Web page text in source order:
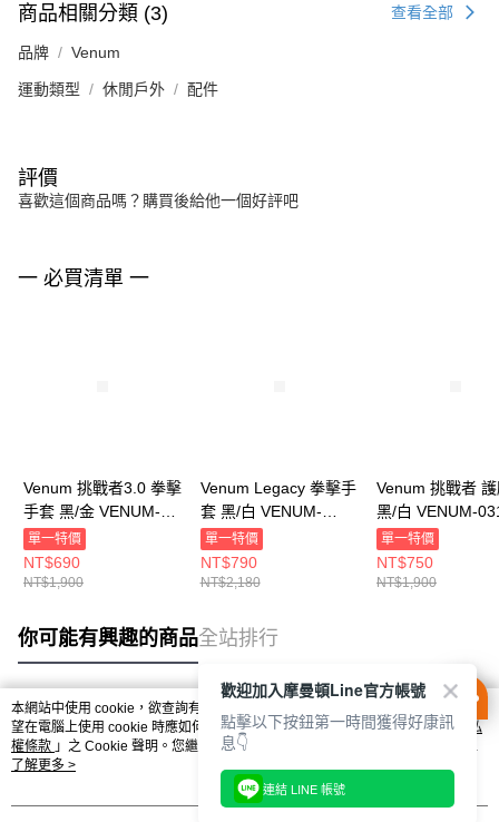
商品相關分類 (3) 查看全部
品牌 Venum
運動類型 休閒戶外 配件
評價
喜歡這個商品嗎？購買後給他一個好評吧
一 必買清單 一
Venum 挑戰者3.0 拳擊
手套 黑/金 VENUM-
03525-126
單一特價
NT$690
NT$1,900
Venum Legacy 拳擊手
套 黑/白 VENUM-
04173-108
單一特價
NT$790
NT$2,180
Venum 挑戰者
黑/白 VENUM-
001
單一特價
NT$750
NT$1,900
你可能有興趣的商品全站排行
熱門標籤
本網站中使用 cookie，欲查詢有關本網站使用 cookie 方式之詳情，及若您不希
望在電腦上使用 cookie 時應如何變更電腦的 cookie 設定，請參閱本網站「
隱私
權條款 」之 Cookie 聲明。您繼續使用本網站即表示您同意本公司得按本網站使
用條款之 Cookie 聲明使用 cookie。
了解更多 >
歡迎加入摩曼頓Line官方帳號
點擊以下按鈕第一時間獲得好康訊
息👇
連結 LINE 帳號